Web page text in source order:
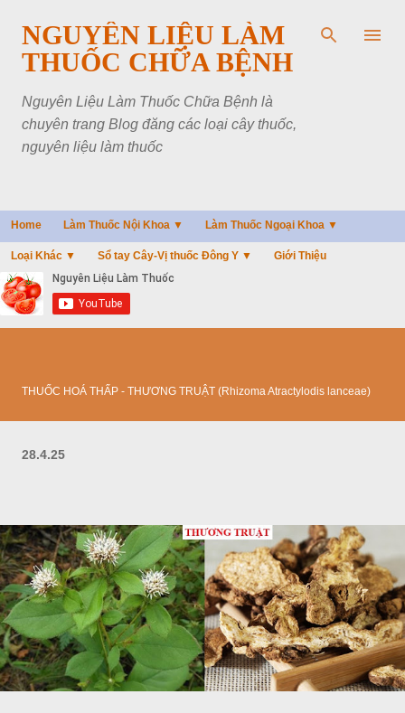
Chuyển đến nội dung chính
NGUYÊN LIỆU LÀM
THUỐC CHỮA BỆNH
Nguyên Liệu Làm Thuốc Chữa Bệnh là
chuyên trang Blog đăng các loại cây thuốc,
nguyên liệu làm thuốc
Home Làm Thuốc Nội Khoa ▼ Làm Thuốc Ngoại Khoa ▼
Loại Khác ▼ Sổ tay Cây-Vị thuốc Đông Y ▼ Giới Thiệu
THUỐC HOÁ THẤP - THƯƠNG TRUẬT (Rhizoma Atractylodis lanceae)
28.4.25